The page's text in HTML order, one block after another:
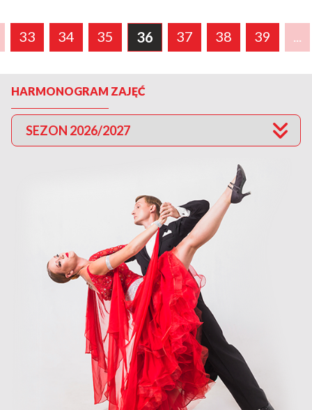
33 34 35 36 37 38 39 ...
HARMONOGRAM ZAJĘĆ
SEZON 2026/2027